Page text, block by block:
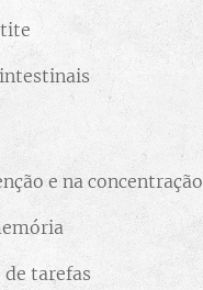
e na concentração
tarefas